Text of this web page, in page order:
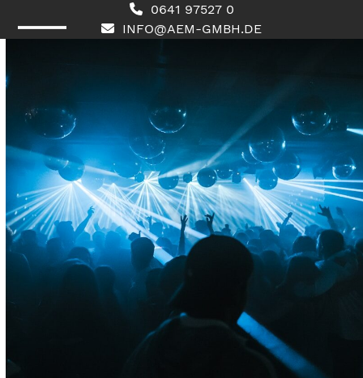
0641 97527 0
INFO@AEM-GMBH.DE
menu
menu